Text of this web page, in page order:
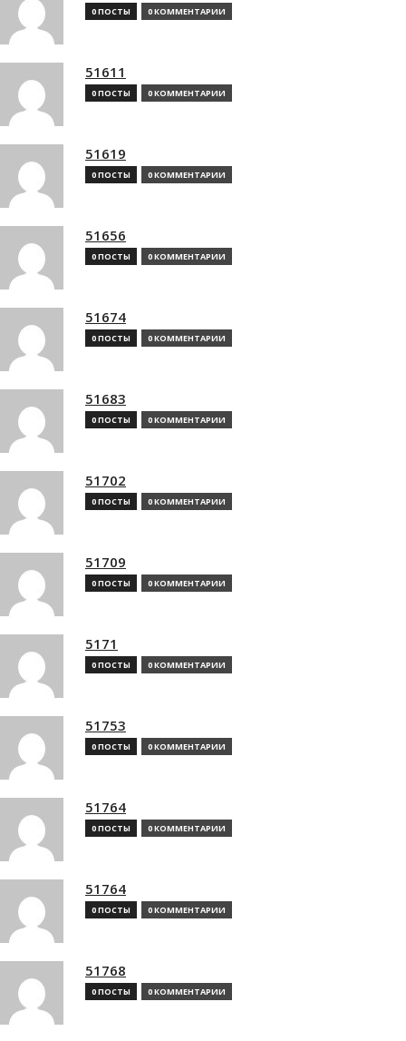
0 ПОСТЫ 0 КОММЕНТАРИИ
51611
0 ПОСТЫ 0 КОММЕНТАРИИ
51619
0 ПОСТЫ 0 КОММЕНТАРИИ
51656
0 ПОСТЫ 0 КОММЕНТАРИИ
51674
0 ПОСТЫ 0 КОММЕНТАРИИ
51683
0 ПОСТЫ 0 КОММЕНТАРИИ
51702
0 ПОСТЫ 0 КОММЕНТАРИИ
51709
0 ПОСТЫ 0 КОММЕНТАРИИ
5171
0 ПОСТЫ 0 КОММЕНТАРИИ
51753
0 ПОСТЫ 0 КОММЕНТАРИИ
51764
0 ПОСТЫ 0 КОММЕНТАРИИ
51764
0 ПОСТЫ 0 КОММЕНТАРИИ
51768
0 ПОСТЫ 0 КОММЕНТАРИИ